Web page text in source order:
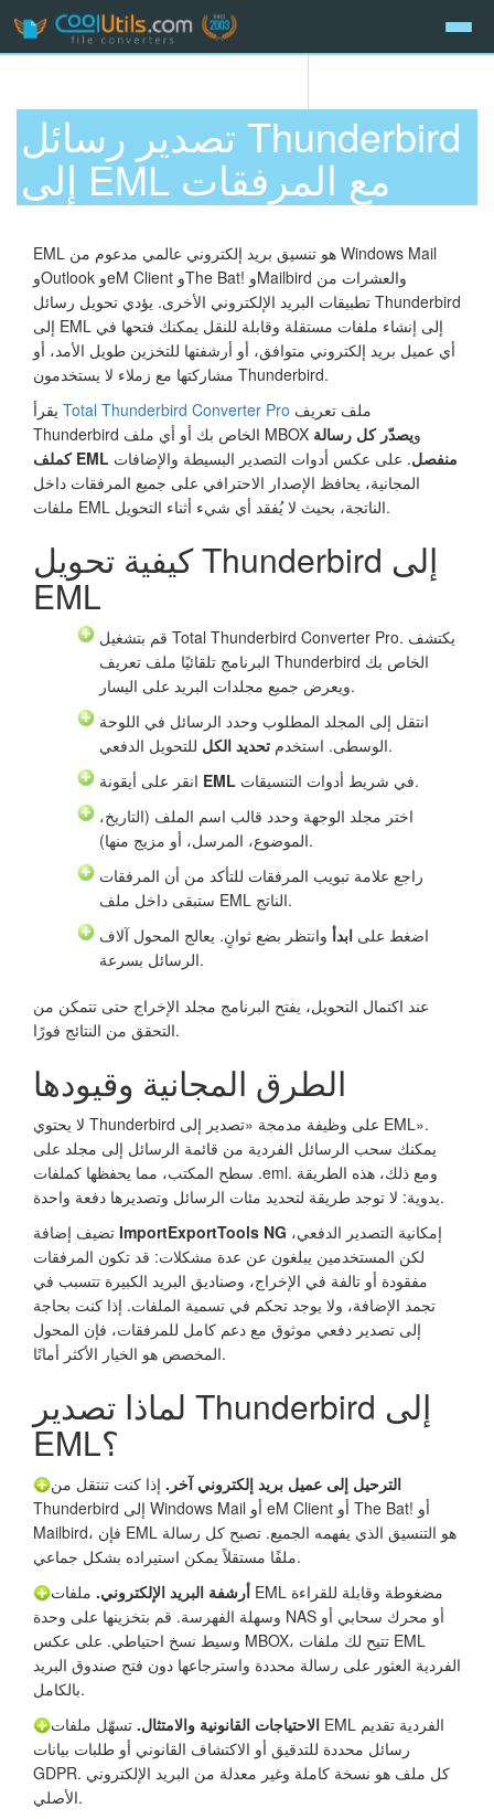
تصدير رسائل Thunderbird
إلى EML مع المرفقات
EML هو تنسيق بريد إلكتروني عالمي مدعوم من Windows Mail
وOutlook وeM Client وThe Bat! وMailbird والعشرات من
تطبيقات البريد الإلكتروني الأخرى. يؤدي تحويل رسائل Thunderbird
إلى EML إلى إنشاء ملفات مستقلة وقابلة للنقل يمكنك فتحها في
أي عميل بريد إلكتروني متوافق، أو أرشفتها للتخزين طويل الأمد، أو
مشاركتها مع زملاء لا يستخدمون Thunderbird.
Total Thunderbird Converter Pro
Thunderbird الخاص بك أو أي ملف MBOX ويصدّر كل رسالة
كملف EML منفصل. على عكس أدوات التصدير البسيطة والإضافات
المجانية، يحافظ الإصدار الاحترافي على جميع المرفقات داخل
ملفات EML الناتجة، بحيث لا يُفقد أي شيء أثناء التحويل.
كيفية تحويل Thunderbird إلى
EML
قم بتشغيل Total Thunderbird Converter Pro. يكتشف
البرنامج تلقائيًا ملف تعريف Thunderbird الخاص بك
ويعرض جميع مجلدات البريد على اليسار.
انتقل إلى المجلد المطلوب وحدد الرسائل في اللوحة
الوسطى. استخدم تحديد الكل
للتحويل الدفعي.
EML
في شريط أدوات التنسيقات.
اختر مجلد الوجهة وحدد قالب اسم الملف (التاريخ،
الموضوع، المرسل، أو مزيج منها).
راجع علامة تبويب المرفقات للتأكد من أن المرفقات
ستبقى داخل ملف EML الناتج.
اضغط على ابدأ وانتظر بضع ثوانٍ. يعالج المحول آلاف
الرسائل بسرعة.
عند اكتمال التحويل، يفتح البرنامج مجلد الإخراج حتى تتمكن من
التحقق من النتائج فورًا.
الطرق المجانية وقيودها
لا يحتوي Thunderbird على وظيفة مدمجة «تصدير إلى EML».
يمكنك سحب الرسائل الفردية من قائمة الرسائل إلى مجلد على
سطح المكتب، مما يحفظها كملفات .eml. ومع ذلك، هذه الطريقة
يدوية: لا توجد طريقة لتحديد مئات الرسائل وتصديرها دفعة واحدة.
ImportExportTools NG
لكن المستخدمين يبلغون عن عدة مشكلات: قد تكون المرفقات
مفقودة أو تالفة في الإخراج، وصناديق البريد الكبيرة تتسبب في
تجمد الإضافة، ولا يوجد تحكم في تسمية الملفات. إذا كنت بحاجة
إلى تصدير دفعي موثوق مع دعم كامل للمرفقات، فإن المحول
المخصص هو الخيار الأكثر أمانًا.
لماذا تصدير Thunderbird إلى
EML؟
الترحيل إلى عميل بريد إلكتروني آخر. إذا كنت تنتقل من
Thunderbird إلى Windows Mail أو eM Client أو The Bat! أو
Mailbird، فإن EML هو التنسيق الذي يفهمه الجميع. تصبح كل رسالة
ملفًا مستقلاً يمكن استيراده بشكل جماعي.
أرشفة البريد الإلكتروني. ملفات EML مضغوطة وقابلة للقراءة
وسهلة الفهرسة. قم بتخزينها على وحدة NAS أو محرك سحابي أو
وسيط نسخ احتياطي. على عكس MBOX، تتيح لك ملفات EML
الفردية العثور على رسالة محددة واسترجاعها دون فتح صندوق البريد
بالكامل.
الاحتياجات القانونية والامتثال. تسهّل ملفات EML الفردية تقديم
رسائل محددة للتدقيق أو الاكتشاف القانوني أو طلبات بيانات
GDPR. كل ملف هو نسخة كاملة وغير معدلة من البريد الإلكتروني
الأصلي.